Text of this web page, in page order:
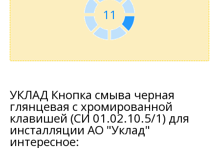
11
УКЛАД Кнопка смыва черная
глянцевая с хромированной
клавишей (СИ 01.02.10.5/1) для
инсталляции АО "Уклад"
интересное: